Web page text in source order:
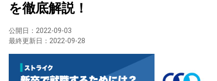
を徹底解説！
公開日： 2022-09-03
最終更新日： 2022-09-28